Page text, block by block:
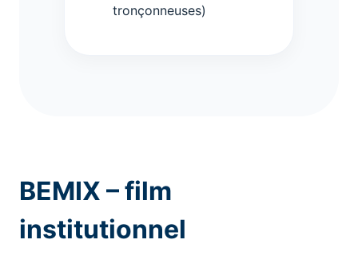
tronçonneuses)
BEMIX – film
institutionnel